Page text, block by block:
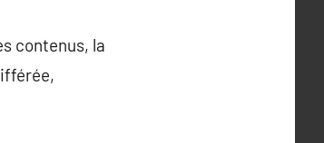
contenus, la